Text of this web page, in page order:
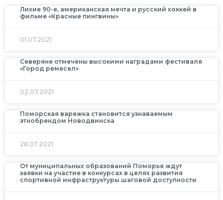
Лихие 90-е, американская мечта и русский хоккей в
фильме «Красные пингвины»
01.07.2021
Северяне отмечены высокими наградами фестиваля
«Город ремесел»
02.07.2021
Поморская варежка становится узнаваемым
этнобрендом Новодвинска
28.07.2021
От муниципальных образований Поморья ждут
заявки на участие в конкурсах в целях развития
спортивной инфраструктуры шаговой доступности